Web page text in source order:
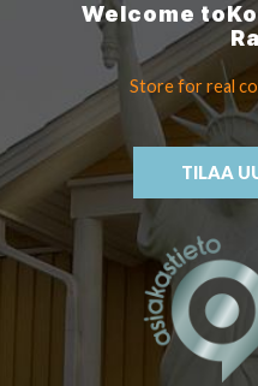
Welcome to
Store for real
TILAA